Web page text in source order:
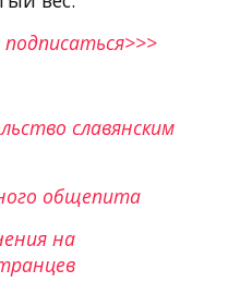
подписаться>>>
славянским
общепита
на